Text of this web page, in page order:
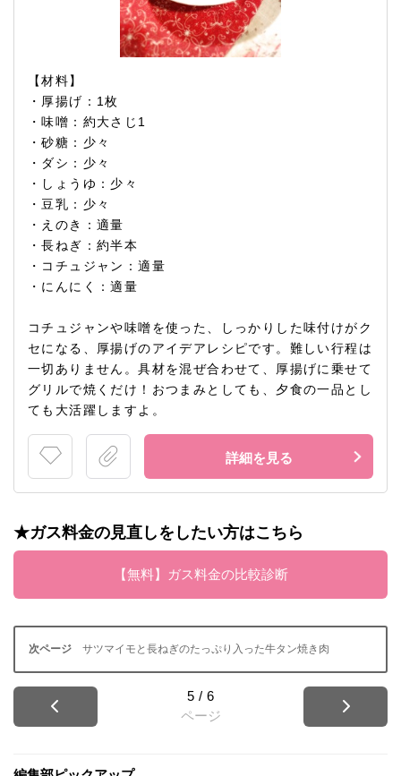
【材料】
・厚揚げ：1枚
・味噌：約大さじ1
・砂糖：少々
・ダシ：少々
・しょうゆ：少々
・豆乳：少々
・えのき：適量
・長ねぎ：約半本
・コチュジャン：適量
・にんにく：適量
コチュジャンや味噌を使った、しっかりした味付けがク
セになる、厚揚げのアイデアレシピです。難しい行程は
一切ありません。具材を混ぜ合わせて、厚揚げに乗せて
グリルで焼くだけ！おつまみとしても、夕食の一品とし
ても大活躍しますよ。
詳細を見る
★ガス料金の見直しをしたい方はこちら
【無料】ガス料金の比較診断
サツマイモと長ねぎのたっぷり入った牛タン焼き肉
5 / 6
ページ